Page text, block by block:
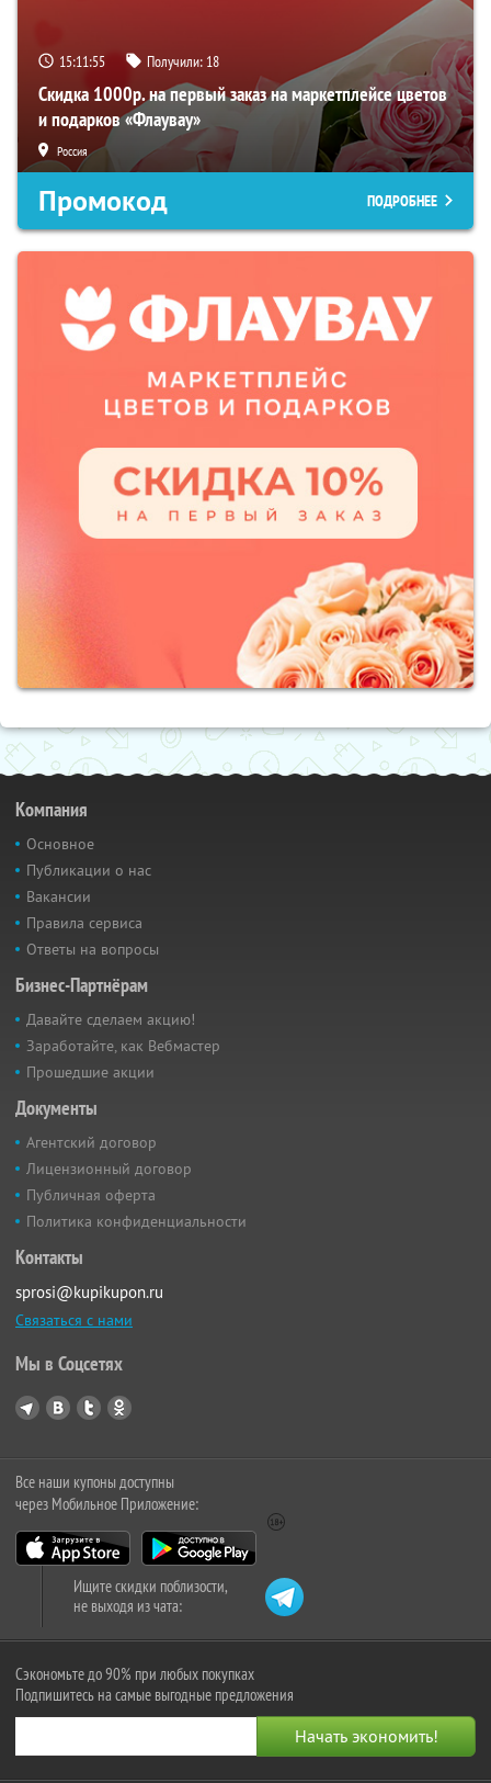
15:11:54 Получили: 18
Скидка 1000р. на первый заказ на маркетплейсе цветов
и подарков «Флаувау»
Россия
Промокод ПОДРОБНЕЕ
Компания
Основное
Публикации о нас
Вакансии
Правила сервиса
Ответы на вопросы
Бизнес-Партнёрам
Давайте сделаем акцию!
Заработайте, как Вебмастер
Прошедшие акции
Документы
Агентский договор
Лицензионный договор
Публичная оферта
Политика конфиденциальности
Контакты
sprosi@kupikupon.ru
Связаться с нами
Мы в Соцсетях
Все наши купоны доступны
через Мобильное Приложение:
Ищите скидки поблизости,
не выходя из чата:
Сэкономьте до 90% при любых покупках
Подпишитесь на самые выгодные предложения